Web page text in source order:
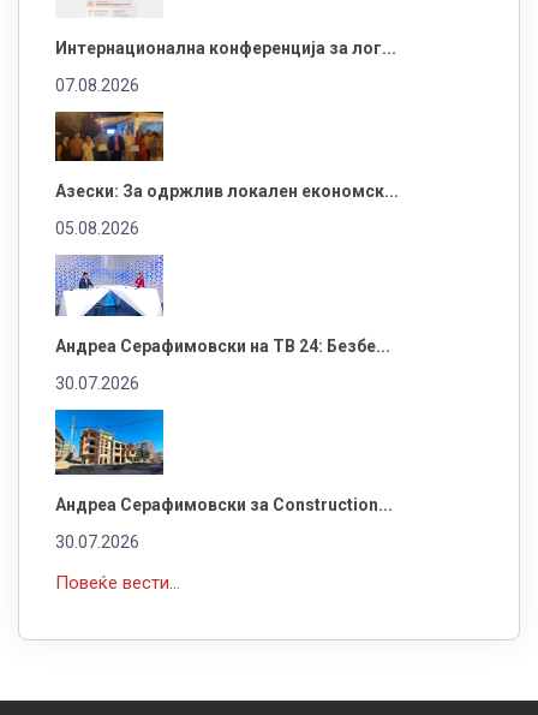
Интернационална конференција за лог...
07.08.2026
Азески: За одржлив локален економск...
05.08.2026
Андреа Серафимовски на ТВ 24: Безбе...
30.07.2026
Андреа Серафимовски за Construction...
30.07.2026
Повеќе вести...